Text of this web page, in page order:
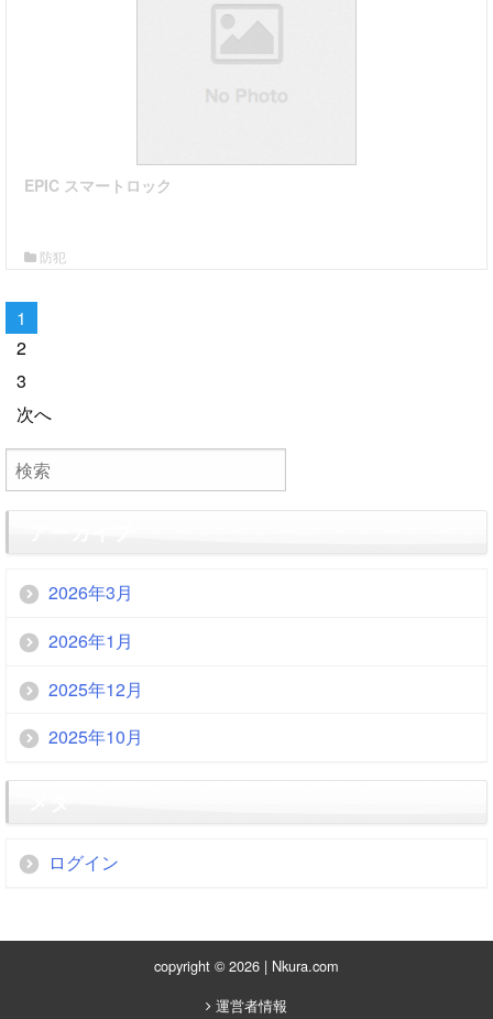
EPIC スマートロック
防犯
1
2
3
次へ
2026年3月
2026年1月
2025年12月
2025年10月
ログイン
copyright © 2026 | Nkura.com
運営者情報